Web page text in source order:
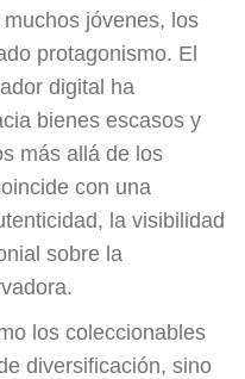
jóvenes, los
protagonismo. El
digital ha
bienes escasos y
más allá de los
con una
la visibilidad
sobre la
los coleccionables
diversificación, sino